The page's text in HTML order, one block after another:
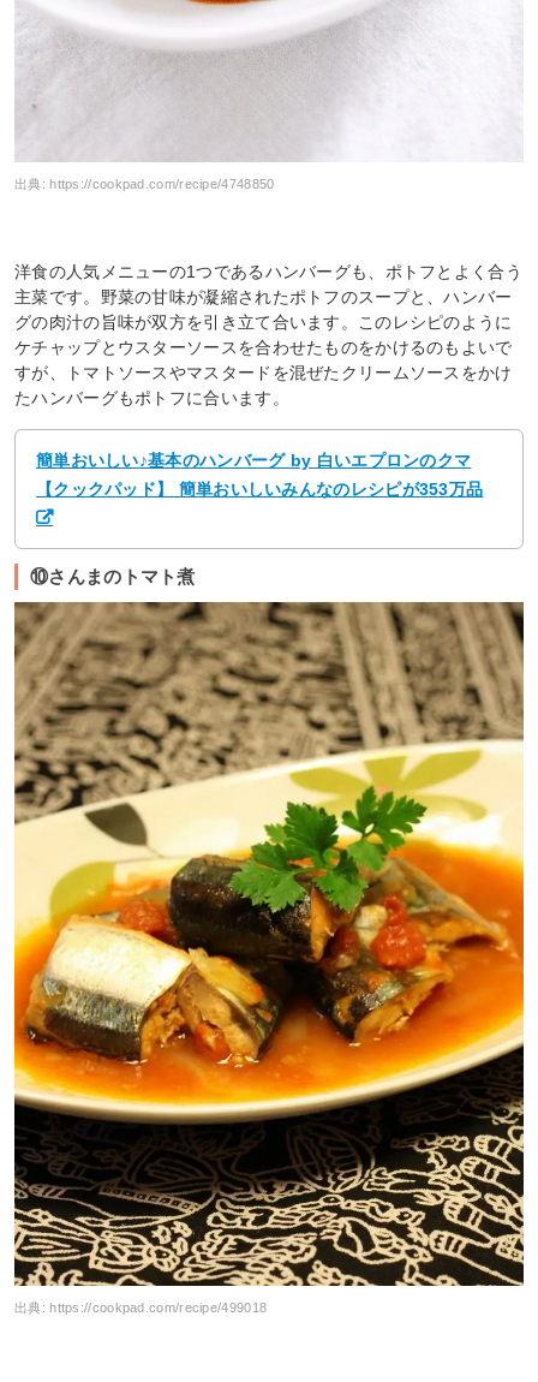
出典: https://cookpad.com/recipe/4748850
洋食の人気メニューの1つであるハンバーグも、ポトフとよく合う
主菜です。野菜の甘味が凝縮されたポトフのスープと、ハンバー
グの肉汁の旨味が双方を引き立て合います。このレシピのように
ケチャップとウスターソースを合わせたものをかけるのもよいで
すが、トマトソースやマスタードを混ぜたクリームソースをかけ
たハンバーグもポトフに合います。
簡単おいしい♪基本のハンバーグ by 白いエプロンのクマ
【クックパッド】 簡単おいしいみんなのレシピが353万品
⑩さんまのトマト煮
出典:https://cookpad.com/recipe/499018